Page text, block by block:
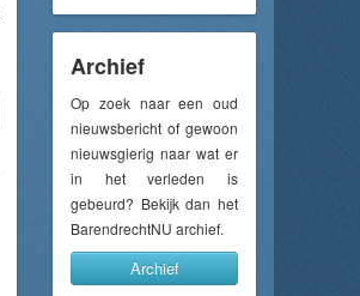
Archief
Op zoek naar een oud
nieuwsbericht of gewoon
nieuwsgierig naar wat er
in het verleden is
gebeurd? Bekijk dan het
BarendrechtNU archief.
Archief